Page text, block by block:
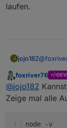
laufen.
J jojo182@
auch.
Dann
@liv-in-
danach
gar nicht
Ich muss
Offline
foxriver76
@jojo182
Zeige mal alle
node -v